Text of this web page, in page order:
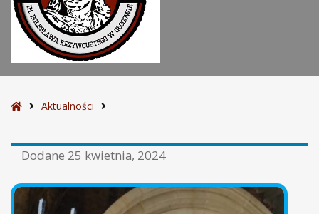
S
o
a
Aktualności
Dodane 25 kwietnia, 2024